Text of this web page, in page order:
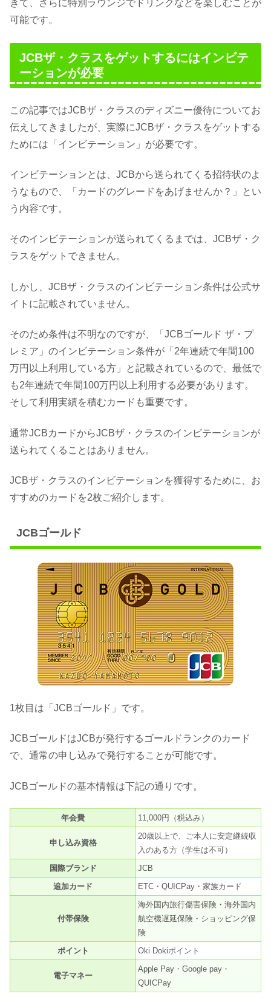
きて、さらに特別ラウンジでドリンクなどを楽しむことが
可能です。
JCBザ・クラスをゲットするにはインビテ
ーションが必要
この記事ではJCBザ・クラスのディズニー優待についてお
伝えしてきましたが、実際にJCBザ・クラスをゲットする
ためには「インビテーション」が必要です。
インビテーションとは、JCBから送られてくる招待状のよ
うなもので、「カードのグレードをあげませんか？」とい
う内容です。
そのインビテーションが送られてくるまでは、JCBザ・ク
ラスをゲットできません。
しかし、JCBザ・クラスのインビテーション条件は公式サ
イトに記載されていません。
そのため条件は不明なのですが、「JCBゴールド ザ・プ
レミア」のインビテーション条件が「2年連続で年間100
万円以上利用している方」と記載されているので、最低で
も2年連続で年間100万円以上利用する必要があります。
そして利用実績を積むカードも重要です。
通常JCBカードからJCBザ・クラスのインビテーションが
送られてくることはありません。
JCBザ・クラスのインビテーションを獲得するために、お
すすめのカードを2枚ご紹介します。
JCBゴールド
1枚目は「JCBゴールド」です。
JCBゴールドはJCBが発行するゴールドランクのカード
で、通常の申し込みで発行することが可能です。
JCBゴールドの基本情報は下記の通りです。
年会費 11,000円（税込み）
申し込み資格
20歳以上で、ご本人に安定継続収
入のある方（学生は不可）
国際ブランド
JCB
追加カード
ETC・QUICPay・家族カード
付帯保険
海外国内旅行傷害保険・海外国内
航空機遅延保険・ショッピング保
険
ポイント
Oki Dokiポイント
電子マネー
Apple Pay・Google pay・
QUICPay